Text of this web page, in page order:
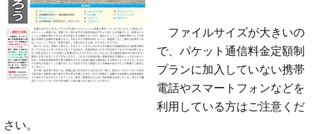
ファイルサイズが大きいの
で、パケット通信料金定額制
プランに加入していない携帯
電話やスマートフォンなどを
利用している方はご注意くだ
さい。